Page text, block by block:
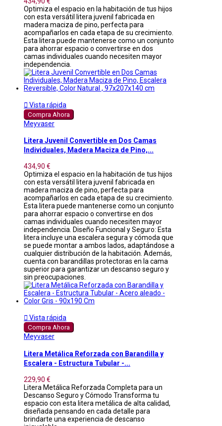
Optimiza el espacio en la habitación de tus hijos
con esta versátil litera juvenil fabricada en
madera maciza de pino, perfecta para
acompañarlos en cada etapa de su crecimiento.
Esta litera puede mantenerse como un conjunto
para ahorrar espacio o convertirse en dos
camas individuales cuando necesiten mayor
independencia.
 Vista rápida
Compra Ahora
Meyvaser
Litera Juvenil Convertible en Dos Camas
Individuales, Madera Maciza de Pino,...
434,90 €
Optimiza el espacio en la habitación de tus hijos
con esta versátil litera juvenil fabricada en
madera maciza de pino, perfecta para
acompañarlos en cada etapa de su crecimiento.
Esta litera puede mantenerse como un conjunto
para ahorrar espacio o convertirse en dos
camas individuales cuando necesiten mayor
independencia. Diseño Funcional y Seguro: Esta
litera incluye una escalera segura y cómoda que
se puede montar a ambos lados, adaptándose a
cualquier distribución de la habitación. Además,
cuenta con barandillas protectoras en la cama
superior para garantizar un descanso seguro y
sin preocupaciones.
 Vista rápida
Compra Ahora
Meyvaser
Litera Metálica Reforzada con Barandilla y
Escalera - Estructura Tubular -...
229,90 €
Litera Metálica Reforzada Completa para un
Descanso Seguro y Cómodo Transforma tu
espacio con esta litera metálica de alta calidad,
diseñada pensando en cada detalle para
brindarte una experiencia de descanso